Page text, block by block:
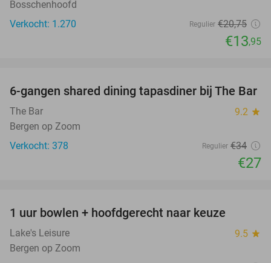
Bosschenhoofd
Verkocht: 1.270
Regulier €20,75
€13,95
21%
6-gangen shared dining tapasdiner bij The Bar
The Bar 9.2 star
Bergen op Zoom
Verkocht: 378
Regulier €34
€27
1 uur bowlen + hoofdgerecht naar keuze
Lake's Leisure 9.5 star
Bergen op Zoom